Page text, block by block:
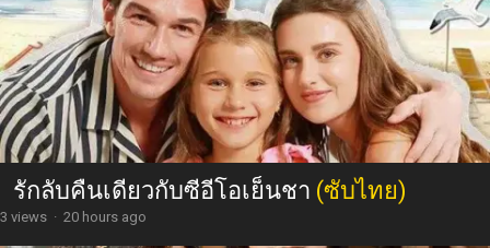
รักลับคืนเดียวกับซีอีโอเย็นชา (ซับไทย)
3 views · 20 hours ago